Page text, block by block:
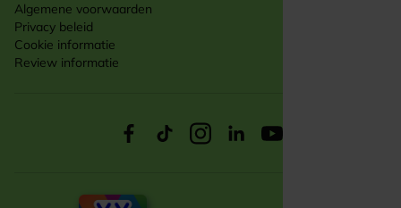
Algemene voorwaarden
Privacy beleid
Cookie informatie
Review informatie